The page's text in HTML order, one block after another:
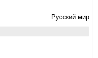
Русский мир